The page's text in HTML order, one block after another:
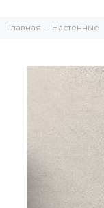
Главная Настенные